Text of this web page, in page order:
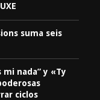
suma seis
mi nada” y «Ty
ciclos